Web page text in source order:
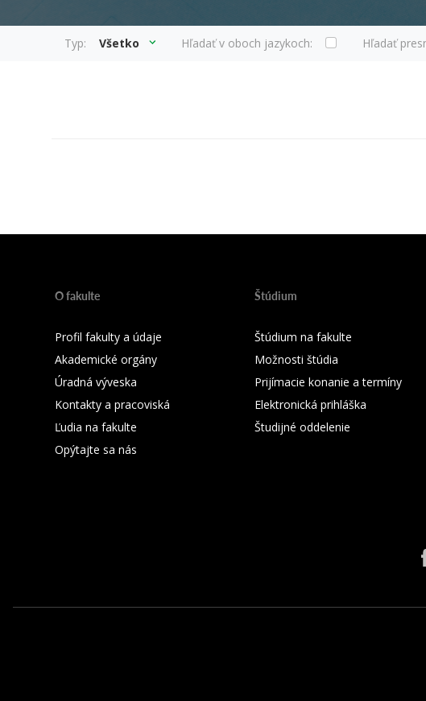
Typ: Všetko Hľadať v oboch jazykoch: Hľadať
O fakulte
Profil fakulty a údaje
Akademické orgány
Úradná výveska
Kontakty a pracoviská
Ľudia na fakulte
Opýtajte sa nás
Štúdium
Štúdium na fakulte
Možnosti štúdia
Prijímacie konanie a termíny
Elektronická prihláška
Študijné oddelenie